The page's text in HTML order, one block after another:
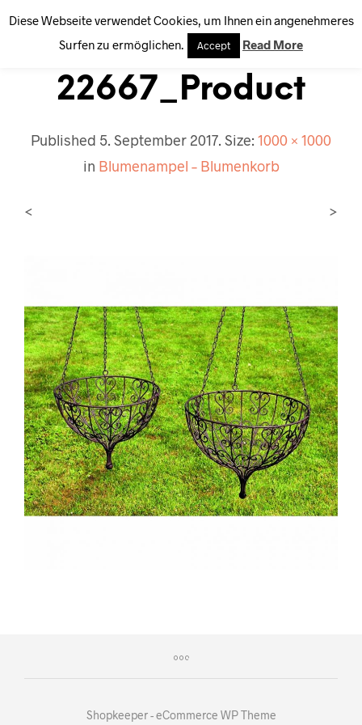
0
22667_Product
Published 5. September 2017. Size: 1000 × 1000
in Blumenampel – Blumenkorb
< >
Shopkeeper - eCommerce WP Theme
Diese Webseite verwendet Cookies, um Ihnen ein angenehmeres
Surfen zu ermöglichen.
Accept Read More